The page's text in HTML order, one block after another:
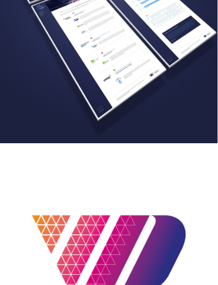
Web Design, Identité Visuelle
,Identité Visuelle